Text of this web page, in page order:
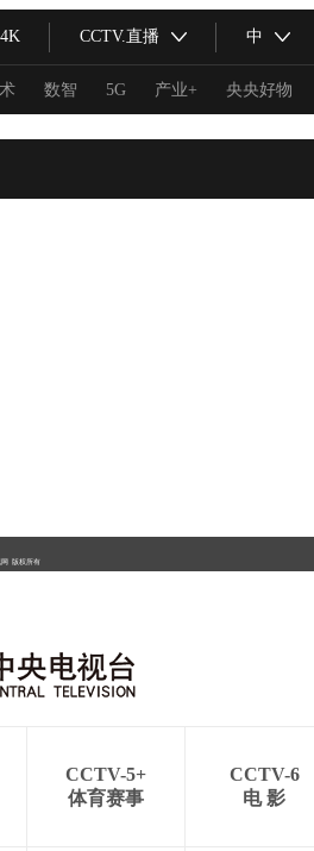
4K CCTV.直播 中
数智 5G 产业+ 央央好物
健康 乐龄 阅读 艺术
网 版权所有
CCTV-5+
体育赛事
CCTV-6
电 影